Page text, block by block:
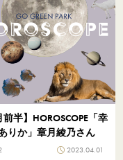
前半】HOROSCOPE「幸
りか」章月綾乃さん
2023.04.01